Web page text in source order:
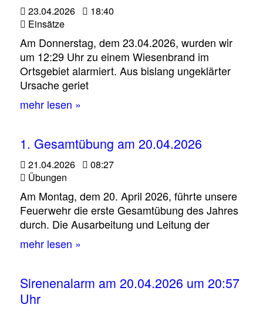
23.04.2026
18:40
Einsätze
Am Donnerstag, dem 23.04.2026, wurden wir
um 12:29 Uhr zu einem Wiesenbrand im
Ortsgebiet alarmiert. Aus bislang ungeklärter
Ursache geriet
mehr lesen »
1. Gesamtübung am 20.04.2026
21.04.2026
08:27
Übungen
Am Montag, dem 20. April 2026, führte unsere
Feuerwehr die erste Gesamtübung des Jahres
durch. Die Ausarbeitung und Leitung der
mehr lesen »
Sirenenalarm am 20.04.2026 um 20:57
Uhr